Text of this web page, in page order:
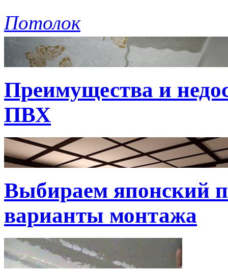
Потолок
Преимущества и
ПВХ
Выбираем японский
варианты монтажа